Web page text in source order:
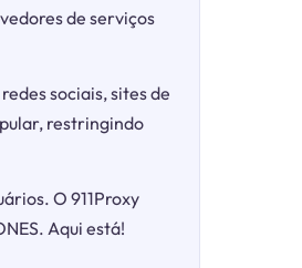
de serviços
sociais, sites de
restringindo
O 911Proxy
Aqui está!